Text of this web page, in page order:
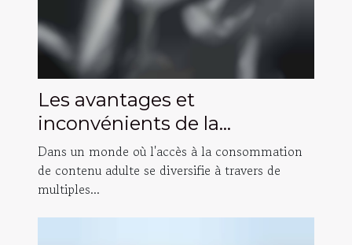
Les avantages et
inconvénients de la
consommation de contenu
adulte gratuit versus payant
Dans un monde où l'accès à la consommation
de contenu adulte se diversifie à travers de
multiples...